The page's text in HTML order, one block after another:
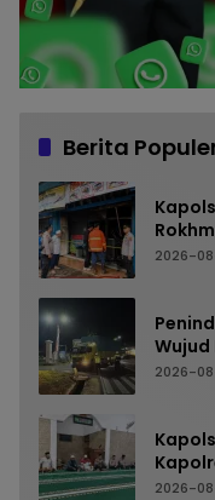
Berita
2026-
2026-
2026-